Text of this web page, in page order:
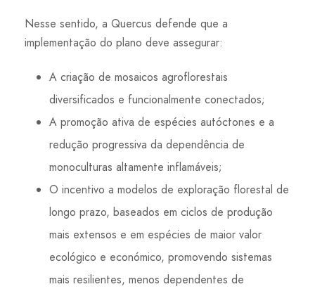
Nesse sentido, a Quercus defende que a
implementação do plano deve assegurar:
A criação de mosaicos agroflorestais
diversificados e funcionalmente conectados;
A promoção ativa de espécies autóctones e a
redução progressiva da dependência de
monoculturas altamente inflamáveis;
O incentivo a modelos de exploração florestal de
longo prazo, baseados em ciclos de produção
mais extensos e em espécies de maior valor
ecológico e económico, promovendo sistemas
mais resilientes, menos dependentes de